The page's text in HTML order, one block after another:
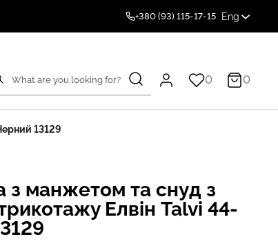
+380 (93) 115-17-15 Eng
0 0
13129
з манжетом та снуд з
Елвін Talvi 44-